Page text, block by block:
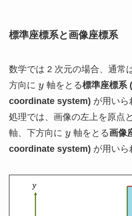
標準座標系と画像座標系
数学では 2 次元の場合、通常
方向に y
y 軸をとる標準座標系
coordinate system) が用いら
処理では、画像の左上を原点
軸、下方向に y
y 軸をとる画像
coordinate system) が用いら